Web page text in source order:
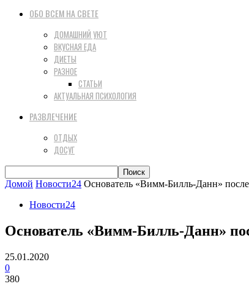
ОБО ВСЕМ НА СВЕТЕ
ДОМАШНИЙ УЮТ
ВКУСНАЯ ЕДА
ДИЕТЫ
РАЗНОЕ
СТАТЬИ
АКТУАЛЬНАЯ ПСИХОЛОГИЯ
РАЗВЛЕЧЕНИЕ
ОТДЫХ
ДОСУГ
Домой Новости24 Основатель «Вимм-Билль-Данн» после
Новости24
Основатель «Вимм-Билль-Данн»
25.01.2020
0
380